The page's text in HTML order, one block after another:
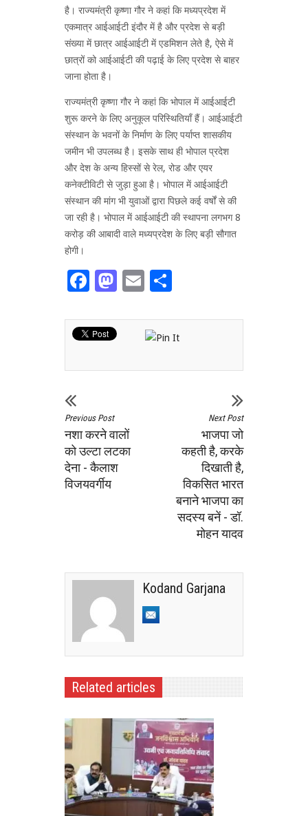
है। राज्यमंत्री कृष्णा गौर ने कहां कि मध्यप्रदेश में
एकमात्र आईआईटी इंदौर में है और प्रदेश से बड़ी
संख्या में छात्र आईआईटी में एडमिशन लेते है, ऐसे में
छात्रों को आईआईटी की पढ़ाई के लिए प्रदेश से बाहर
जाना होता है।
राज्यमंत्री कृष्णा गौर ने कहां कि भोपाल में आईआईटी
शुरू करने के लिए अनुकूल परिस्थितियाँ हैं। आईआईटी
संस्थान के भवनों के निर्माण के लिए पर्याप्त शासकीय
जमीन भी उपलब्ध है। इसके साथ ही भोपाल प्रदेश
और देश के अन्य हिस्सों से रेल, रोड और एयर
कनेक्टीविटी से जुड़ा हुआ है। भोपाल में आईआईटी
संस्थान की मांग भी युवाओं द्वारा पिछले कई वर्षों से की
जा रही है। भोपाल में आईआईटी की स्थापना लगभग 8
करोड़ की आबादी वाले मध्यप्रदेश के लिए बड़ी सौगात
होगी।
Facebook
Mastodon
Email
Previous Post
नशा करने वालों
को उल्टा लटका
देना - कैलाश
विजयवर्गीय
Next Post
भाजपा जो
कहती है, करके
दिखाती है,
विकसित भारत
बनाने भाजपा का
सदस्य बनें - डॉ.
मोहन यादव
Kodand Garjana
Related articles